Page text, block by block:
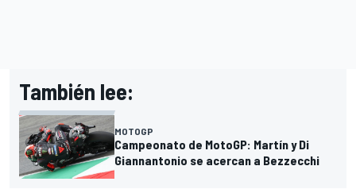
También lee:
MOTOGP
Campeonato de MotoGP: Martín y Di
Giannantonio se acercan a Bezzecchi